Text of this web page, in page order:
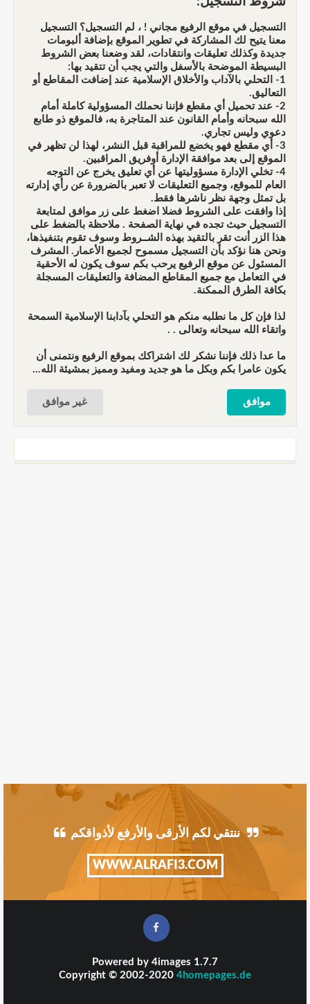
التسجيل في موقع الرفيع مجاني ! ، لم التسجيل؟ التسجيل
معنا يتيح لك المشاركة في تطوير الموقع بإضافة ألبومات
جديدة وكذلك تعليقات وانتقادات، لقد وضعنا بعض الشروط
البسيطة الموضحة بالأسفل والتي يجب أن تتقيد بها:
1- التحلي بالآداب والأخلاق الإسلامية عند إضافت المقاطع أو
التعاليق.
2- عند تحميل أي مقطع فإننا نحملك المسؤولية كاملة أمام
الله سبحانه وأمام القانون عند المتاجرة به، فالموقع ذو طابع
دعوي وليس تجاري.
3- أي مقطع فهو يخضع للمراقبة قبل النشر، لهذا لن تظهر في
الموقع إلى بعد موافقة الإدارة أوفريق المراقبين.
4- تخلي الإدارة مسؤوليتها عن أي تعليق يخرج عن التوجه
العام للموقع، وجميع التعليقات لا تعبر بالضرورة عن رأي إدارته
بل تمثل وجهة نظر ناشرها فقط.
إذا وافقت على الشروط فضلا اضغط على زر موافق لمتابعة
التسجيل حيث تجده في نهاية الصفحة . ملاحظة بالضغط على
هذا الزر أنت تقر بالتقيد بهذه الشــروط وسوف تقوم بتنفيذها،
ونحن هنا نؤكد بأن التسجيل مسموح لجميع الأعمار. المشرف
المسئول عن موقع الرفيع يرحب بكم سوف يكون له الأحقية
في التعامل مع جميع المقاطع المضافة والتعليقات المسجلة
بكافة الطرق الممكنة.
لذا فإن كل ما نطلبه منكم هو التحلي بآدابنا الإسلامية السمحة
واتقاء الله سبحانه وتعالى . .
ما عدا ذلك فإننا نشكر لك اشتراكك بموقع الرفيع ونتمنى أن
يكون عامرا بكم وبكل ما هو جديد ومفيد ومميز بمشيئة الله...
ننتقي لكم الأرقى والأرفع لأذواقكم
WWW.ALRAFI3.COM
Powered by 4images 1.7.7
Copyright © 2002-2020 4homepages.de